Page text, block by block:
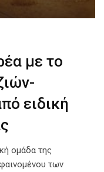
με το
ειδική
ομάδα της
των